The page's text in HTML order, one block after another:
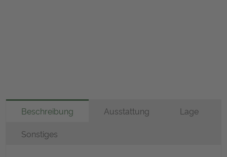
Beschreibung Ausstattung Lage
Sonstiges